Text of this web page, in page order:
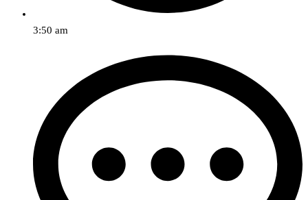
3:50 am